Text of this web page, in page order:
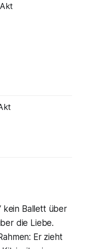
kein Ballett über
die Liebe.
Er zieht